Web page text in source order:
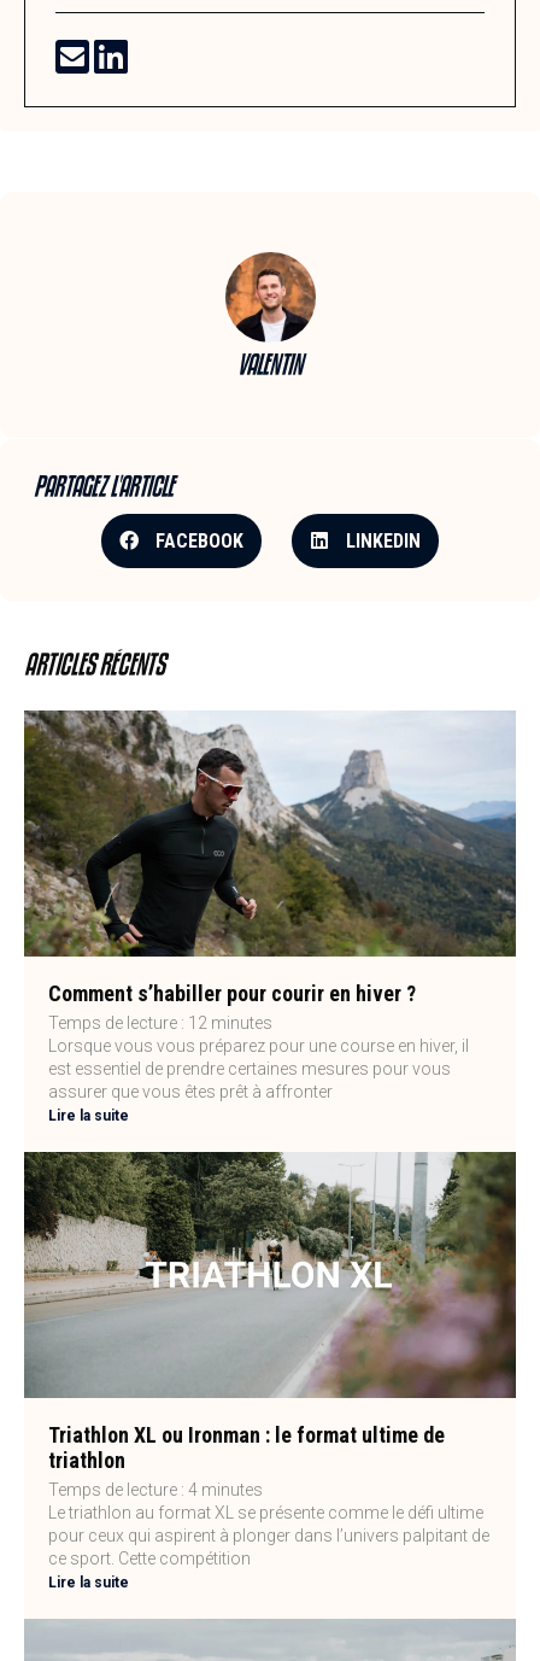
VALENTIN
PARTAGEZ L'ARTICLE
FACEBOOK LINKEDIN
ARTICLES RÉCENTS
Comment s’habiller pour courir en hiver ?
Temps de lecture : 12 minutes
Lorsque vous vous préparez pour une course en hiver, il
est essentiel de prendre certaines mesures pour vous
assurer que vous êtes prêt à affronter
Lire la suite
Triathlon XL ou Ironman : le format ultime de
triathlon
Temps de lecture : 4 minutes
Le triathlon au format XL se présente comme le défi ultime
pour ceux qui aspirent à plonger dans l’univers palpitant de
ce sport. Cette compétition
Lire la suite